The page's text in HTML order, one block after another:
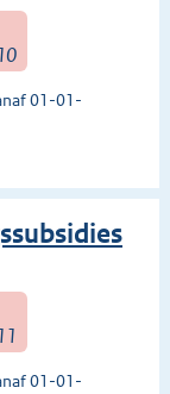
01-01-
01-01-